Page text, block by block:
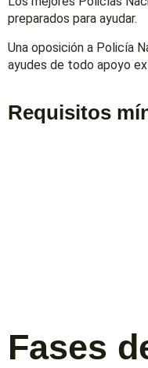
preparados para ayudar.
Una oposición a Policía
ayudes de todo apoyo
Requisitos
Fases